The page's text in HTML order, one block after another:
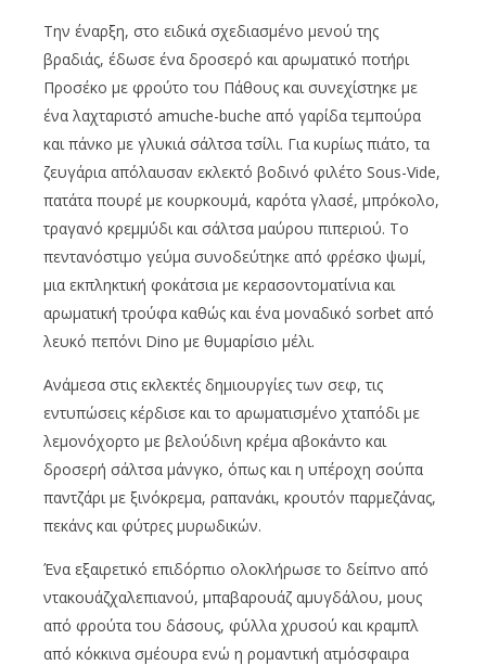
Την έναρξη, στο ειδικά σχεδιασμένο μενού της
βραδιάς, έδωσε ένα δροσερό και αρωματικό ποτήρι
Προσέκο με φρούτο του Πάθους και συνεχίστηκε με
ένα λαχταριστό amuche-buche από γαρίδα τεμπούρα
και πάνκο με γλυκιά σάλτσα τσίλι. Για κυρίως πιάτο, τα
ζευγάρια απόλαυσαν εκλεκτό βοδινό φιλέτο Sous-Vide,
πατάτα πουρέ με κουρκουμά, καρότα γλασέ, μπρόκολο,
τραγανό κρεμμύδι και σάλτσα μαύρου πιπεριού. Το
πεντανόστιμο γεύμα συνοδεύτηκε από φρέσκο ψωμί,
μια εκπληκτική φοκάτσια με κερασοντοματίνια και
αρωματική τρούφα καθώς και ένα μοναδικό sorbet από
λευκό πεπόνι Dino με θυμαρίσιο μέλι.
Ανάμεσα στις εκλεκτές δημιουργίες των σεφ, τις
εντυπώσεις κέρδισε και το αρωματισμένο χταπόδι με
λεμονόχορτο με βελούδινη κρέμα αβοκάντο και
δροσερή σάλτσα μάνγκο, όπως και η υπέροχη σούπα
παντζάρι με ξινόκρεμα, ραπανάκι, κρουτόν παρμεζάνας,
πεκάνς και φύτρες μυρωδικών.
Ένα εξαιρετικό επιδόρπιο ολοκλήρωσε το δείπνο από
ντακουάζχαλεπιανού, μπαβαρουάζ αμυγδάλου, μους
από φρούτα του δάσους, φύλλα χρυσού και κραμπλ
από κόκκινα σμέουρα ενώ η ρομαντική ατμόσφαιρα